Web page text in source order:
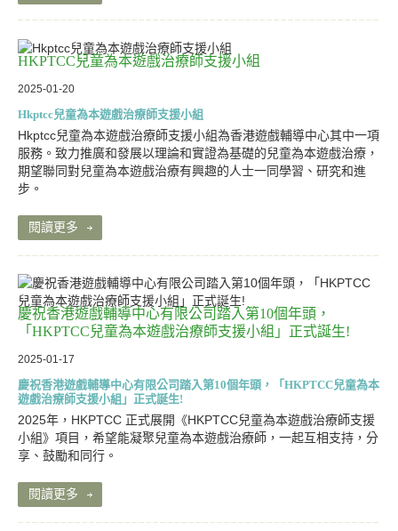
HKPTCC兒童為本遊戲治療師支援小組
2025-01-20
Hkptcc兒童為本遊戲治療師支援小組
Hkptcc兒童為本遊戲治療師支援小組為香港遊戲輔導中心其中一項
服務。致力推廣和發展以理論和實證為基礎的兒童為本遊戲治療，
期望聯同對兒童為本遊戲治療有興趣的人士一同學習、研究和進
步。
閱讀更多
慶祝香港遊戲輔導中心有限公司踏入第10個年頭，
「HKPTCC兒童為本遊戲治療師支援小組」正式誕生!
2025-01-17
慶祝香港遊戲輔導中心有限公司踏入第10個年頭，「HKPTCC兒童為本
遊戲治療師支援小組」正式誕生!
2025年，HKPTCC 正式展開《HKPTCC兒童為本遊戲治療師支援
小組》項目，希望能凝聚兒童為本遊戲治療師，一起互相支持，分
享、鼓勵和同行。
閱讀更多